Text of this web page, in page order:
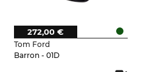
Tom Ford
Barron - 01D
272,00 €